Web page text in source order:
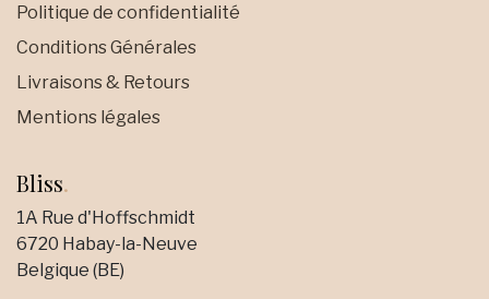
Politique de confidentialité
Conditions Générales
Livraisons & Retours
Mentions légales
Bliss.
1A Rue d'Hoffschmidt
6720 Habay-la-Neuve
Belgique (BE)